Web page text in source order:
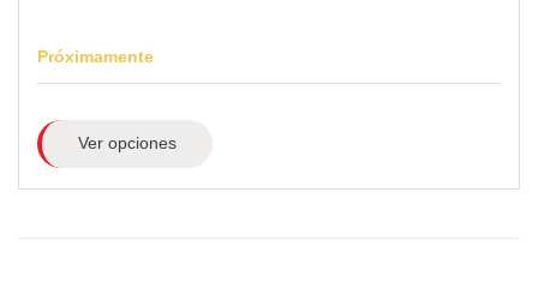
Próximamente
Ver opciones